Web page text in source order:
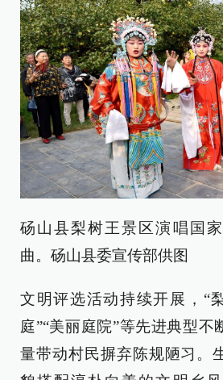
砀山县梨树王景区演唱国
曲。砀山县委宣传部供图
文明评选活动持续开展，“
庭”“美丽庭院”等先进典型不
量带动村民摒弃陈规陋习。